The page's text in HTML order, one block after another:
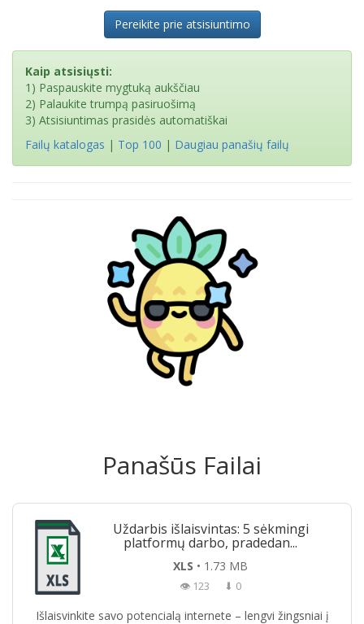
Pereikite prie atsisiuntimo
Kaip atsisiųsti:
1) Paspauskite mygtuką aukščiau
2) Palaukite trumpą pasiruošimą
3) Atsisiuntimas prasidės automatiškai
Failų katalogas | Top 100 | Daugiau panašių failų
Panašūs Failai
Uždarbis išlaisvintas: 5 sėkmingi
platformų darbo, pradedan...
XLS • 1.73 MB
👁 123 ⬇ 0
Išlaisvinkite savo potencialą internete – lengvi žingsniai į